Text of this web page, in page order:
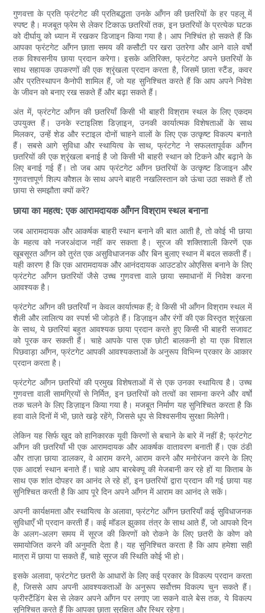
गुणवत्ता के प्रति फ्रंटगेट की प्रतिबद्धता उनके आँगन की छतरियों के हर पहलू में
स्पष्ट है। मजबूत फ्रेम से लेकर टिकाऊ छतरियों तक, इन छतरियों के प्रत्येक घटक
को दीर्घायु को ध्यान में रखकर डिजाइन किया गया है। आप निश्चिंत हो सकते हैं कि
आपका फ्रंटगेट आँगन छाता समय की कसौटी पर खरा उतरेगा और आने वाले वर्षों
तक विश्वसनीय छाया प्रदान करेगा। इसके अतिरिक्त, फ्रंटगेट अपने छतरियों के
साथ सहायक उपकरणों की एक श्रृंखला प्रदान करता है, जिसमें छाता स्टैंड, कवर
और प्रतिस्थापन कैनोपी शामिल हैं, जो यह सुनिश्चित करते हैं कि आप अपने निवेश
के जीवन को बनाए रख सकते हैं और बढ़ा सकते हैं।
अंत में, फ्रंटगेट आँगन की छतरियाँ किसी भी बाहरी विश्राम स्थल के लिए एकदम
उपयुक्त हैं। उनके स्टाइलिश डिज़ाइन, उनकी कार्यात्मक विशेषताओं के साथ
मिलकर, उन्हें शेड और स्टाइल दोनों चाहने वालों के लिए एक उत्कृष्ट विकल्प बनाते
हैं। सबसे आगे सुविधा और स्थायित्व के साथ, फ्रंटगेट ने सफलतापूर्वक आँगन
छतरियों की एक श्रृंखला बनाई है जो किसी भी बाहरी स्थान को टिकने और बढ़ाने के
लिए बनाई गई हैं। तो जब आप फ्रंटगेट आँगन छतरियों के उत्कृष्ट डिजाइन और
गुणवत्तापूर्ण शिल्प कौशल के साथ अपने बाहरी नखलिस्तान को ऊंचा उठा सकते हैं तो
छाया से समझौता क्यों करें?
छाया का महत्व: एक आरामदायक आँगन विश्राम स्थल बनाना
जब आरामदायक और आकर्षक बाहरी स्थान बनाने की बात आती है, तो कोई भी छाया
के महत्व को नजरअंदाज नहीं कर सकता है। सूरज की शक्तिशाली किरणें एक
खूबसूरत आँगन को तुरंत एक असुविधाजनक और बिन बुलाए स्थान में बदल सकती हैं।
यही कारण है कि एक आरामदायक और आनंददायक आउटडोर ओएसिस बनाने के लिए
फ्रंटगेट आँगन छतरियों जैसे उच्च गुणवत्ता वाले छाया समाधानों में निवेश करना
आवश्यक है।
फ्रंटगेट आँगन की छतरियाँ न केवल कार्यात्मक हैं; वे किसी भी आँगन विश्राम स्थल में
शैली और लालित्य का स्पर्श भी जोड़ते हैं। डिज़ाइन और रंगों की एक विस्तृत श्रृंखला
के साथ, ये छतरियां बहुत आवश्यक छाया प्रदान करते हुए किसी भी बाहरी सजावट
को पूरक कर सकती हैं। चाहे आपके पास एक छोटी बालकनी हो या एक विशाल
पिछवाड़ा आँगन, फ्रंटगेट आपकी आवश्यकताओं के अनुरूप विभिन्न प्रकार के आकार
प्रदान करता है।
फ्रंटगेट आँगन छतरियों की प्रमुख विशेषताओं में से एक उनका स्थायित्व है। उच्च
गुणवत्ता वाली सामग्रियों से निर्मित, इन छतरियों को तत्वों का सामना करने और वर्षों
तक चलने के लिए डिज़ाइन किया गया है। मजबूत निर्माण यह सुनिश्चित करता है कि
हवा वाले दिनों में भी, छाते खड़े रहेंगे, जिससे धूप से विश्वसनीय सुरक्षा मिलेगी।
लेकिन यह सिर्फ खुद को हानिकारक यूवी किरणों से बचाने के बारे में नहीं है; फ्रंटगेट
आँगन की छतरियाँ भी एक आरामदायक और आकर्षक वातावरण बनाती हैं। एक ठंडी
और ताज़ा छाया डालकर, वे आराम करने, आराम करने और मनोरंजन करने के लिए
एक आदर्श स्थान बनाते हैं। चाहे आप बारबेक्यू की मेजबानी कर रहे हों या किताब के
साथ एक शांत दोपहर का आनंद ले रहे हों, इन छतरियों द्वारा प्रदान की गई छाया यह
सुनिश्चित करती है कि आप पूरे दिन अपने आँगन में आराम का आनंद ले सकें।
अपनी कार्यक्षमता और स्थायित्व के अलावा, फ्रंटगेट आँगन छतरियाँ कई सुविधाजनक
सुविधाएँ भी प्रदान करती हैं। कई मॉडल झुकाव तंत्र के साथ आते हैं, जो आपको दिन
के अलग-अलग समय में सूरज की किरणों को रोकने के लिए छतरी के कोण को
समायोजित करने की अनुमति देता है। यह सुनिश्चित करता है कि आप हमेशा सही
मात्रा में छाया पा सकते हैं, चाहे सूरज की स्थिति कोई भी हो।
इसके अलावा, फ्रंटगेट छतरी के आधारों के लिए कई प्रकार के विकल्प प्रदान करता
है, जिससे आप अपनी आवश्यकताओं के अनुरूप सर्वोत्तम विकल्प चुन सकते हैं।
फ्रीस्टैंडिंग बेस से लेकर अपने आँगन पर लगाए जा सकने वाले बेस तक, ये विकल्प
सुनिश्चित करते हैं कि आपका छाता सुरक्षित और स्थिर रहेगा।